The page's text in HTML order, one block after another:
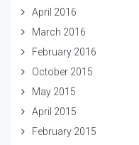
April 2016
March 2016
February 2016
October 2015
May 2015
April 2015
February 2015